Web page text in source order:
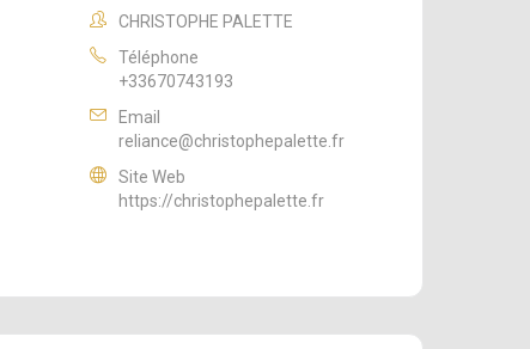
CHRISTOPHE PALETTE
Téléphone
+33670743193
Email
reliance@christophepalette.fr
Site Web
https://christophepalette.fr